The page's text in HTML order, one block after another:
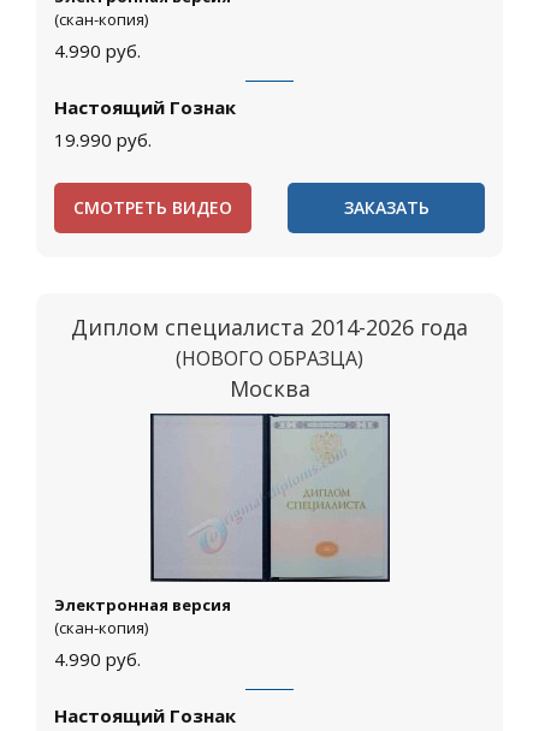
(скан-копия)
4.990 руб.
Настоящий Гознак
19.990 руб.
СМОТРЕТЬ ВИДЕО ЗАКАЗАТЬ
Диплом специалиста 2014-2026 года
(НОВОГО ОБРАЗЦА)
Москва
Электронная версия
(скан-копия)
4.990 руб.
Настоящий Гознак